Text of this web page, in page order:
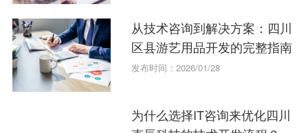
从技术咨询到解决方案：四川
区县游艺用品开发的完整指南
发布时间：2026/01/28
为什么选择IT咨询来优化四川